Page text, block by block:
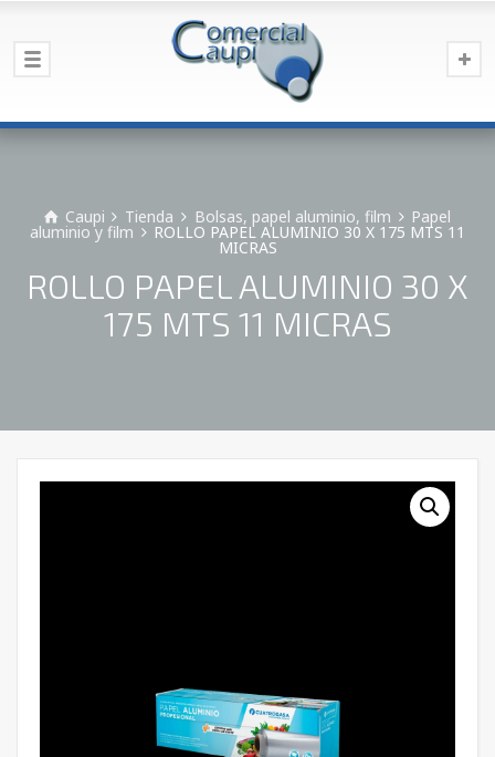
Caupi Tienda Bolsas, papel aluminio, film Papel
aluminio y film ROLLO PAPEL ALUMINIO 30 X 175 MTS 11
MICRAS
ROLLO PAPEL ALUMINIO 30 X
175 MTS 11 MICRAS